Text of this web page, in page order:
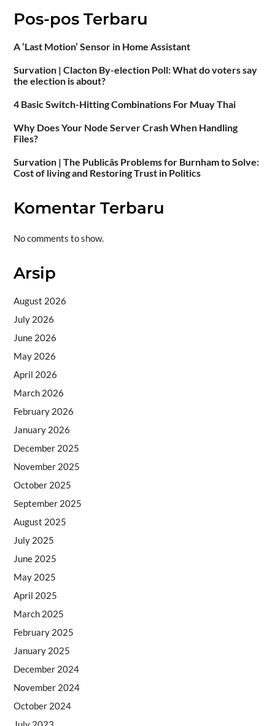
Pos-pos Terbaru
A ‘Last Motion’ Sensor in Home Assistant
Survation | Clacton By-election Poll: What do voters say
the election is about?
4 Basic Switch-Hitting Combinations For Muay Thai
Why Does Your Node Server Crash When Handling
Files?
Survation | The Publicâs Problems for Burnham to Solve:
Cost of living and Restoring Trust in Politics
Komentar Terbaru
No comments to show.
Arsip
August 2026
July 2026
June 2026
May 2026
April 2026
March 2026
February 2026
January 2026
December 2025
November 2025
October 2025
September 2025
August 2025
July 2025
June 2025
May 2025
April 2025
March 2025
February 2025
January 2025
December 2024
November 2024
October 2024